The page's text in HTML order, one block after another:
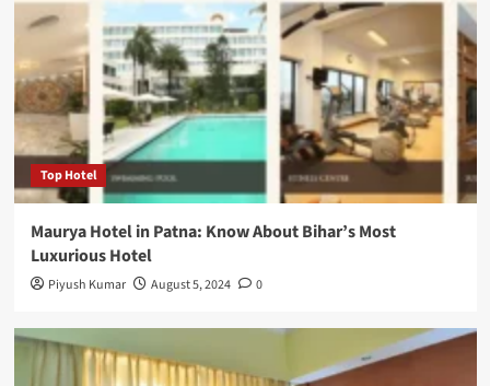
Top Hotel
Maurya Hotel in Patna: Know About Bihar’s Most
Luxurious Hotel
Piyush Kumar August 5, 2024 0